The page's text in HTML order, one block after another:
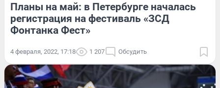
Планы на май: в Петербурге началась
регистрация на фестиваль «ЗСД
Фонтанка Фест»
4 февраля, 2022, 17:18 1 207 Обсудить